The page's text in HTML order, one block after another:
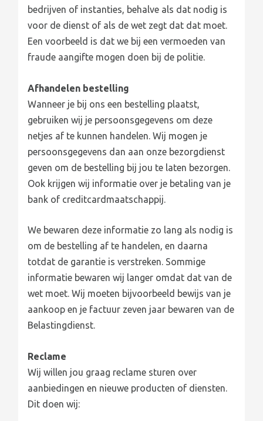
bedrijven of instanties, behalve als dat nodig is
voor de dienst of als de wet zegt dat dat moet.
Een voorbeeld is dat we bij een vermoeden van
fraude aangifte mogen doen bij de politie.
Afhandelen bestelling
Wanneer je bij ons een bestelling plaatst,
gebruiken wij je persoonsgegevens om deze
netjes af te kunnen handelen. Wij mogen je
persoonsgegevens dan aan onze bezorgdienst
geven om de bestelling bij jou te laten bezorgen.
Ook krijgen wij informatie over je betaling van je
bank of creditcardmaatschappij.
We bewaren deze informatie zo lang als nodig is
om de bestelling af te handelen, en daarna
totdat de garantie is verstreken. Sommige
informatie bewaren wij langer omdat dat van de
wet moet. Wij moeten bijvoorbeeld bewijs van je
aankoop en je factuur zeven jaar bewaren van de
Belastingdienst.
Reclame
Wij willen jou graag reclame sturen over
aanbiedingen en nieuwe producten of diensten.
Dit doen wij: